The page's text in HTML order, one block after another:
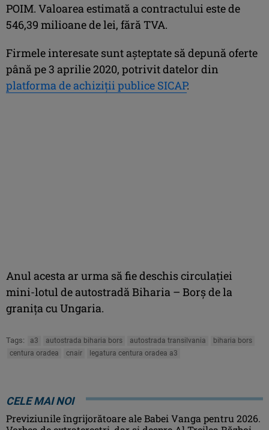
POIM. Valoarea estimată a contractului este de
546,39 milioane de lei, fără TVA.
Firmele interesate sunt așteptate să depună oferte
până pe 3 aprilie 2020, potrivit datelor din
platforma de achiziții publice SICAP.
Anul acesta ar urma să fie deschis circulației
mini-lotul de autostradă Biharia – Borș de la
granița cu Ungaria.
Tags: a3 autostrada biharia bors autostrada transilvania
biharia bors
centura oradea
cnair legatura centura oradea a3
CELE MAI NOI
Previziunile îngrijorătoare ale Babei Vanga pentru 2026.